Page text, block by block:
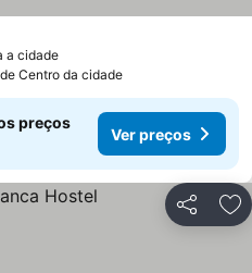
a cidadeVer preços
Centro da cidade
preços
Ver preços
Partilhar